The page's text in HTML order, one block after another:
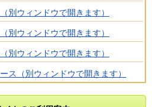
別ウィンドウで開きます）
別ウィンドウで開きます）
別ウィンドウで開きます）
ス（別ウィンドウで開きます）